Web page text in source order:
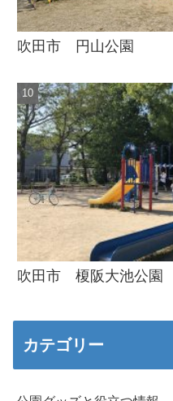
吹田市 円山公園
吹田市 榎阪大池公園
カテゴリー